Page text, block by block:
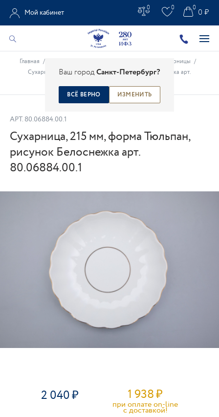
Ваш городСанкт-Петербург?
ВСЁ ВЕРНО ИЗМЕНИТЬ
Мой кабинет
0 0 0 ₽
0
Главная / Сухарницы /
Сухарница, 215 мм, форма Тюльпан, рисунок Белоснежка арт.
АРТ. 80.06884.00.1
Сухарница, 215 мм, форма Тюльпан,
рисунок Белоснежка арт.
80.06884.00.1
2 040 1 938₽
при оплате on-line
c доставкой!